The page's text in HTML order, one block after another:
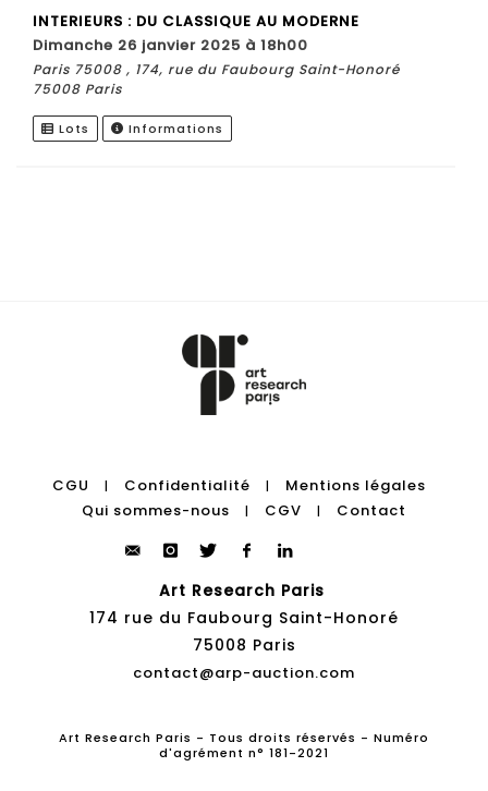
INTERIEURS : DU CLASSIQUE AU MODERNE
dimanche 26 janvier 2025 à 18h00
Paris 75008 , 174, rue du Faubourg Saint-Honoré
75008 Paris
Lots Informations
CGU | Confidentialité |
Mentions légales
Qui sommes-nous
| CGV | Contact
Art Research Paris
174 rue du Faubourg Saint-Honoré
75008 Paris
contact@arp-auction.com
Art Research Paris - Tous droits réservés - Numéro
d'agrément n° 181-2021